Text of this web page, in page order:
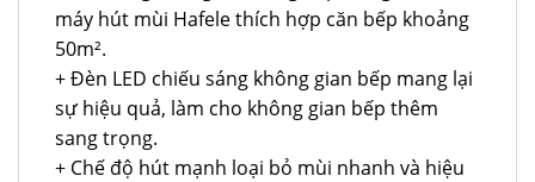
máy hút mùi Hafele thích hợp căn bếp khoảng
50m².
+ Đèn LED chiếu sáng không gian bếp mang lại
sự hiệu quả, làm cho không gian bếp thêm
sang trọng.
+ Chế độ hút mạnh loại bỏ mùi nhanh và hiệu